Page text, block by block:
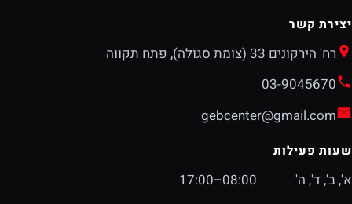
יצירת קשר
רח' הירקונים 33 (צומת סגולה), פתח תקווה
03-9045670
gebcenter@gmail.com
שעות פעילות
א', ב', ד', ה'
08:00–17:00